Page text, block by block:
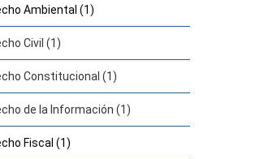
Ambiental (1)
Civil (1)
Constitucional (1)
de la Información (1)
Fiscal (1)